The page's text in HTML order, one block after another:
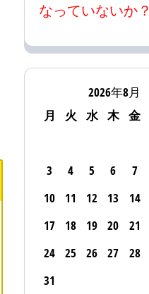
なっていないか？
2026年8月
月
火 水 木 金
3
4 5 6 7
10
11 12 13 14
17
18 19 20 21
24
25 26 27 28
31